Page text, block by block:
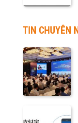
TIN CHUYÊN